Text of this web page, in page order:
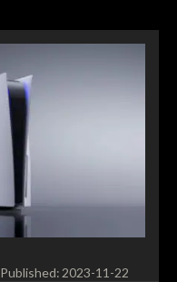
Published: 2023-11-22